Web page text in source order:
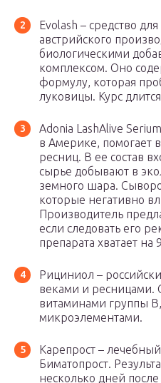
Evolash – средство
австрийского
биологическими
комплексом. Оно
формулу, которая
луковицы. Курс
Adonia LashAlive
в Америке, помогает
ресниц. В ее состав
сырье добывают в
земного шара.
которые негативно
Производитель
если следовать его
препарата хватает на
Рициниол –
веками и ресницами.
витаминами группы
микроэлементами.
Карепрост –
Биматопрост.
несколько дней